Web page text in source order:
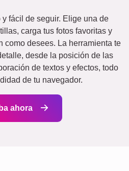
fácil de seguir. Elige una de
carga tus fotos favoritas y
como desees. La herramienta te
desde la posición de las
de textos y efectos, todo
de tu navegador.
ahora